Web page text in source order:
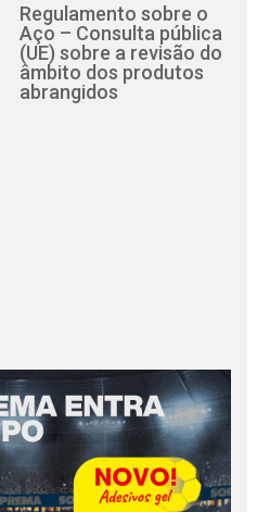
Regulamento sobre o
Aço – Consulta pública
(UE) sobre a revisão do
âmbito dos produtos
abrangidos